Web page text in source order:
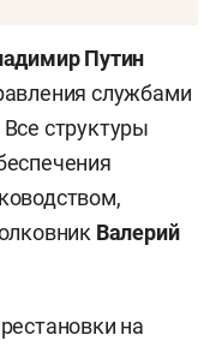
Путин
службами
структуры
Валерий
на